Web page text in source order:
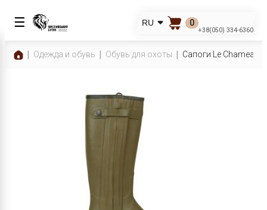
☰ RU 0
+38(050) 334-6360
Одежда и обувь Обувь для охоты Сапоги Le Chameau